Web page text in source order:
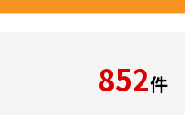
852件